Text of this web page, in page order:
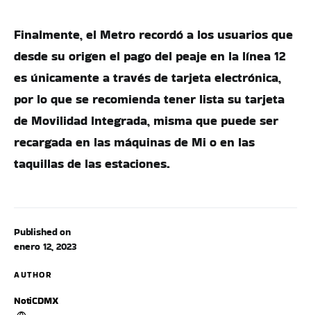
Published on
enero 12, 2023
AUTHOR
NotiCDMX
Finalmente, el Metro recordó a los usuarios que
desde su origen el pago del peaje en la línea 12
es únicamente a través de tarjeta electrónica,
por lo que se recomienda tener lista su tarjeta
de Movilidad Integrada, misma que puede ser
recargada en las máquinas de Mi o en las
taquillas de las estaciones.